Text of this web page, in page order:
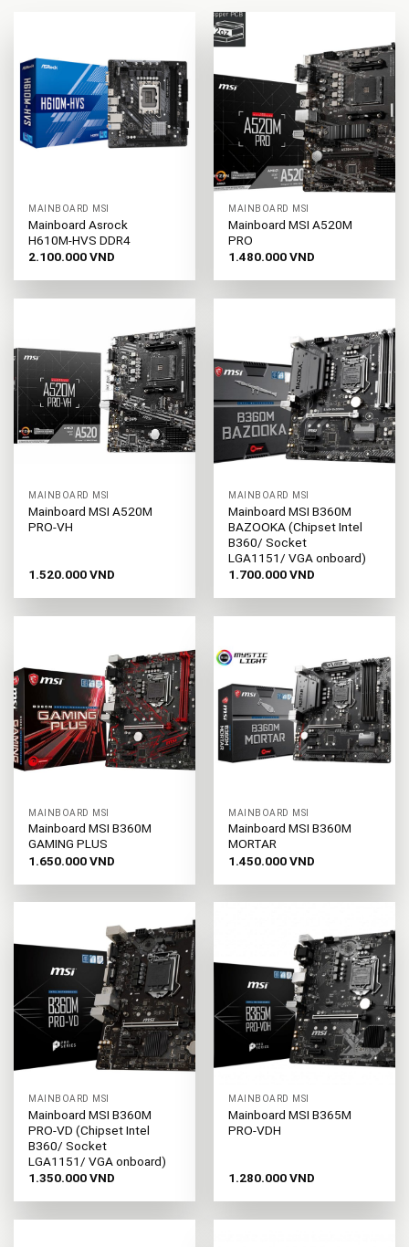
MAINBOARD MSI
Mainboard Asrock
H610M-HVS DDR4
2.100.000VND
MAINBOARD MSI
Mainboard MSI A520M
PRO
1.480.000VND
MAINBOARD MSI
Mainboard MSI A520M
PRO-VH
1.520.000VND
MAINBOARD MSI
Mainboard MSI B360M
BAZOOKA (Chipset Intel
B360/ Socket
LGA1151/ VGA onboard)
1.700.000VND
MAINBOARD MSI
Mainboard MSI B360M
GAMING PLUS
1.650.000VND
MAINBOARD MSI
Mainboard MSI B360M
MORTAR
1.450.000VND
MAINBOARD MSI
Mainboard MSI B360M
PRO-VD (Chipset Intel
B360/ Socket
LGA1151/ VGA onboard)
1.350.000VND
MAINBOARD MSI
Mainboard MSI B365M
PRO-VDH
1.280.000VND